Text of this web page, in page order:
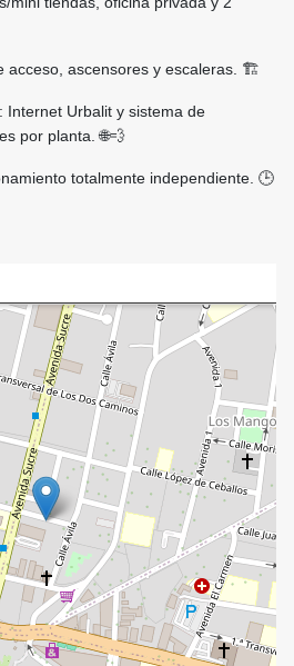
acceso, ascensores y escaleras. 🏗️
Internet Urbalit y sistema de
por planta. 🌐💨
totalmente independiente. 🕒